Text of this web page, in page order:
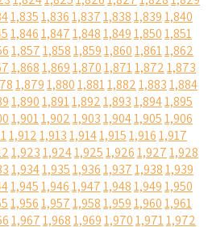
1,8351,8361,8371,8381,8391,840
1,8461,8471,8481,8491,8501,851
1,8571,8581,8591,8601,8611,862
1,8681,8691,8701,8711,8721,873
1,8791,8801,8811,8821,8831,884
1,8901,8911,8921,8931,8941,895
1,9011,9021,9031,9041,9051,906
1,9121,9131,9141,9151,9161,917
1,9231,9241,9251,9261,9271,928
1,9341,9351,9361,9371,9381,939
1,9451,9461,9471,9481,9491,950
1,9561,9571,9581,9591,9601,961
1,9671,9681,9691,9701,9711,972